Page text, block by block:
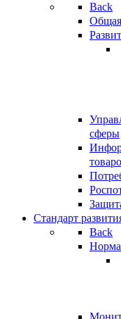
Back
сферы
Стандарт
Back